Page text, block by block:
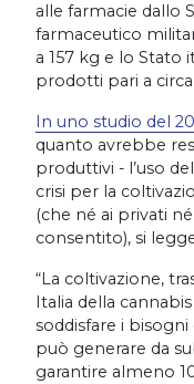
alle farmacie dallo
farmaceutico
a 157 kg e lo Stato
prodotti pari a circa
In uno studio del
quanto avrebbe
produttivi - l’uso
crisi per la
(che né ai privati
consentito), si
“La coltivazione,
Italia della
soddisfare i bisogni
può generare da
garantire almeno